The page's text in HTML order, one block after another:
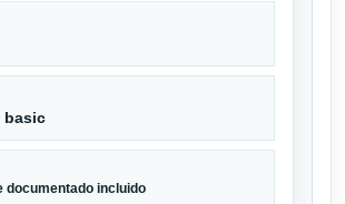
basic
documentado incluido